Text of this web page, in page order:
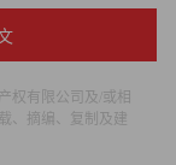
或为华人。
的公司。
权有限公司及/或相
、摘编、复制及建